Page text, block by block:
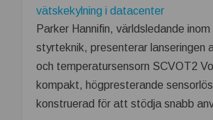
Parker Hannifin, världsledande
styrteknik, presenterar lanseringen
och temperatursensorn SCVOT2
kompakt, högpresterande
konstruerad för att stödja snabb